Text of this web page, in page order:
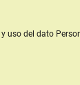
uso del dato